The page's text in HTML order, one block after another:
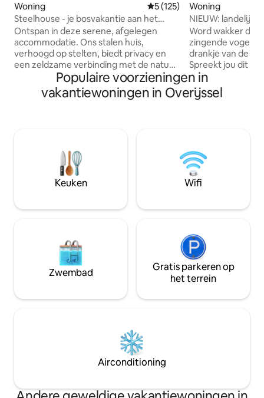
Woning Gemiddelde beoordeling
5 (125)
Steelhouse - je bosvakantie aan het
meer
Ontspan in deze serene, afgelegen
accommodatie. Ons stalen huis,
verhoogd op stelten, biedt privacy en
een zeldzame verbinding met de natuur.
Ontspan in de sauna voor een rustig
toevluchtsoord. Op het hoogste punt
over het water houdt een zithoek met
met een ligstoel, eettafel in de
buitenlucht, barbecue, pizzaoven en
een prachtig uitzicht op het meer. Voor
hondenbezitters: het terrein is omheind
Woning
NIEUW: landelijk
Word wakker
zingende vogels.
drankje van de
Spreekt jou dit
Bellenhof meer
gevestigd in
natuurrijke
muurschildering
personen. Ook is
met een douche,
Populaire voorzieningen in
vakantiewoningen in Overijssel
Keuken Wifi
Zwembad
Gratis parkeren op
het terrein
Airconditioning